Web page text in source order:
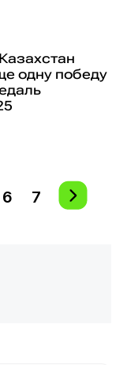
одну победу
6 7